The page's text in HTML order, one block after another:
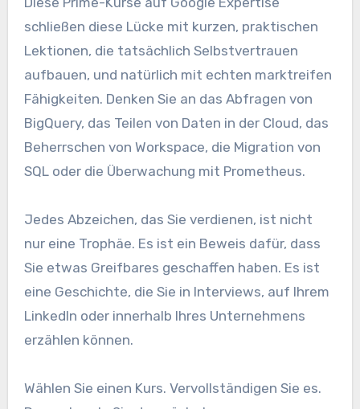
schließen diese Lücke mit kurzen, praktischen
Lektionen, die tatsächlich Selbstvertrauen
aufbauen, und natürlich mit echten marktreifen
Fähigkeiten. Denken Sie an das Abfragen von
BigQuery, das Teilen von Daten in der Cloud, das
Beherrschen von Workspace, die Migration von
SQL oder die Überwachung mit Prometheus.
Jedes Abzeichen, das Sie verdienen, ist nicht
nur eine Trophäe. Es ist ein Beweis dafür, dass
Sie etwas Greifbares geschaffen haben. Es ist
eine Geschichte, die Sie in Interviews, auf Ihrem
LinkedIn oder innerhalb Ihres Unternehmens
erzählen können.
Wählen Sie einen Kurs. Vervollständigen Sie es.